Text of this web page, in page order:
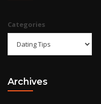
Categories
Archives